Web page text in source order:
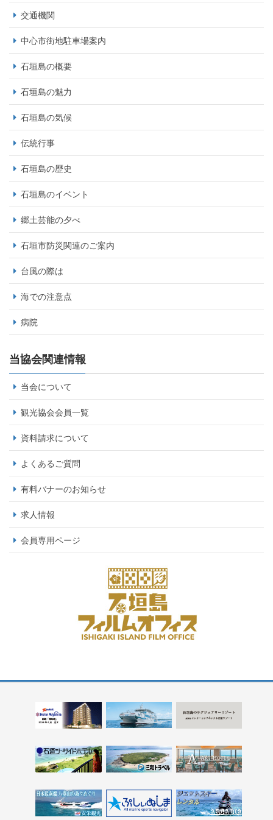
交通機関
中心市街地駐車場案内
石垣島の概要
石垣島の魅力
石垣島の気候
伝統行事
石垣島の歴史
石垣島のイベント
郷土芸能の夕べ
石垣市防災関連のご案内
台風の際は
海での注意点
病院
当協会関連情報
当会について
観光協会会員一覧
資料請求について
よくあるご質問
有料バナーのお知らせ
求人情報
会員専用ページ